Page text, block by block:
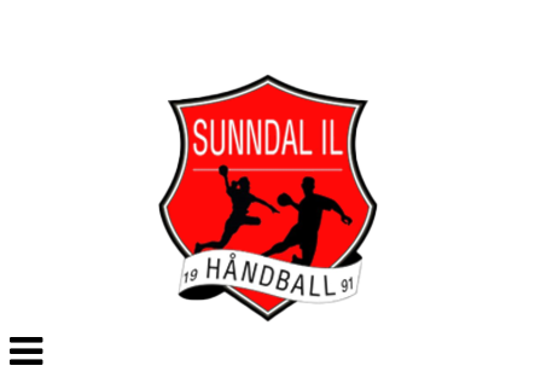
Veksle
navigasjon